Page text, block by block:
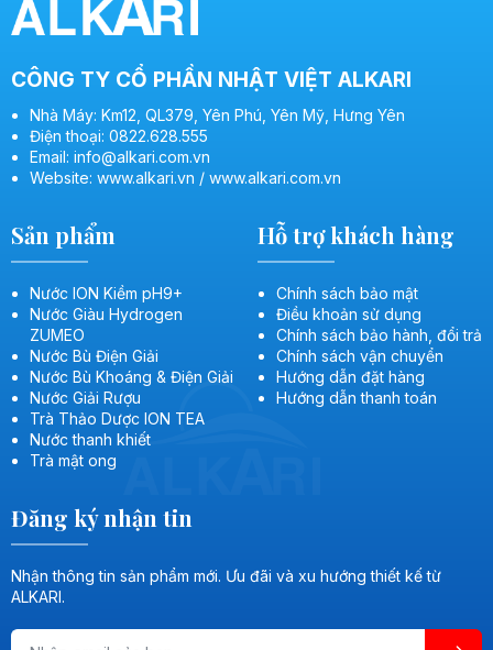
nhà thuốc, siêu thị và các đại lý trên toàn quốc
CÔNG TY CỔ PHẦN NHẬT VIỆT ALKARI
Nhà Máy: Km12, QL379, Yên Phú, Yên Mỹ, Hưng Yên
Điện thoại: 0822.628.555
Email: info@alkari.com.vn
Website: www.alkari.vn / www.alkari.com.vn
Sản phẩm
Nước ION Kiềm pH9+
Nước Giàu Hydrogen
ZUMEO
Nước Bù Điện Giải
Nước Bù Khoáng & Điện Giải
Nước Giải Rượu
Trà Thảo Dược ION TEA
Nước thanh khiết
Trà mật ong
Hỗ trợ khách hàng
Chính sách bảo mật
Điều khoản sử dụng
Chính sách bảo hành, đổi trả
Chính sách vận chuyển
Hướng dẫn đặt hàng
Hướng dẫn thanh toán
Đăng ký nhận tin
Nhận thông tin sản phẩm mới. Ưu đãi và xu hướng thiết kế từ
ALKARI.